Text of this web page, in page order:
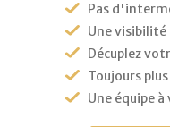
Pas
Une
Décuplez
Toujours
Une équipe